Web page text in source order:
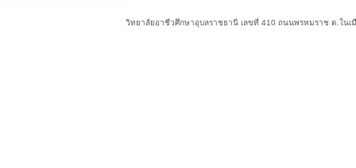
วิทยาลัยอาชีวศึกษาอุบลราชธานี เลขที่ 410 ถนนพรหมราช ต.ในเ